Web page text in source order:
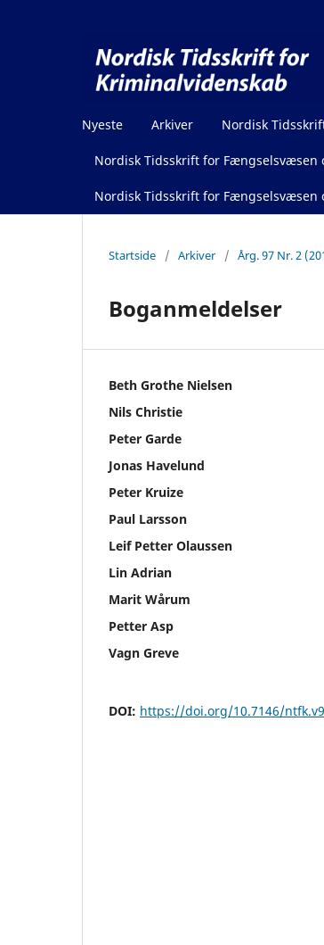
Nyeste Arkiver Nordisk
Nordisk Tidsskrift for Fængselsvæsen
Nordisk Tidsskrift for
Startside / Arkiver / Årg. 97 Nr. 2
Boganmeldelser
Beth Grothe Nielsen
Nils Christie
Peter Garde
Jonas Havelund
Peter Kruize
Paul Larsson
Leif Petter Olaussen
Lin Adrian
Marit Wårum
Petter Asp
Vagn Greve
DOI: https://doi.org/10.7146/